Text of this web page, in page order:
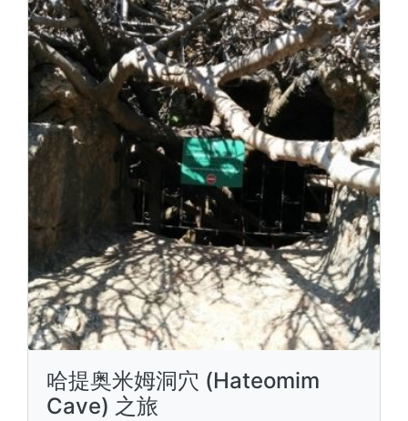
哈提奥米姆洞穴 (Hateomim
Cave) 之旅